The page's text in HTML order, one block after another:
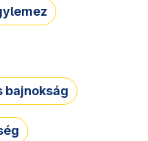
bajnokság